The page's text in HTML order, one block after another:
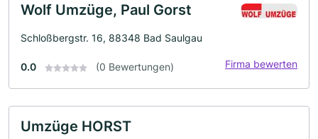
Wolf Umzüge, Paul Gorst
Schloßbergstr. 16, 88348 Bad Saulgau
0.0 (0 Bewertungen) Firma bewerten
Umzüge HORST